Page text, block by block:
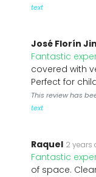
text
José Florín
Fantastic
covered with
Perfect for
This review has
text
Raquel 2 years
Fantastic
of space.